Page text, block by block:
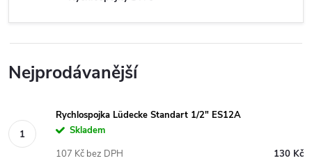
Nejprodávanější
Rychlospojka Lüdecke Standart 1/2" ES12A
Skladem
130 Kč
107 Kč bez DPH